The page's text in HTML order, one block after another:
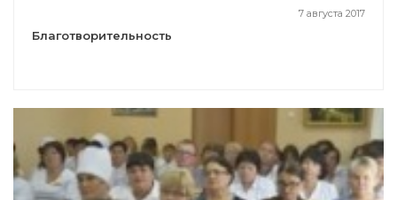
7 августа 2017
Благотворительность